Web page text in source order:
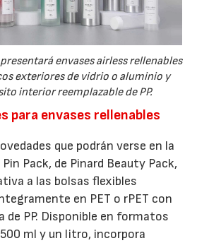
envases airless rellenables
exteriores de vidrio o aluminio y
interior reemplazable de PP.
para envases rellenables
que podrán verse en la
Pack, de Pinard Beauty Pack,
a las bolsas flexibles
en PET o rPET con
de PP. Disponible en formatos
ml y un litro, incorpora